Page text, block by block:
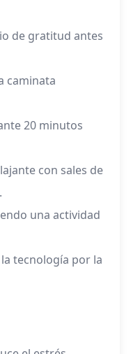
de gratitud antes
caminata
20 minutos
con sales de
una actividad
tecnología por la